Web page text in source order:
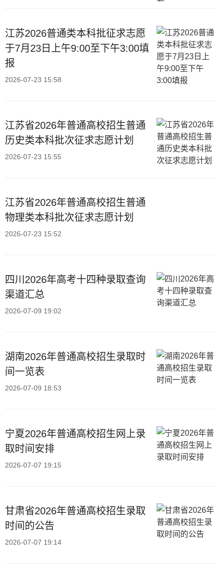
江苏2026普通类本科批征求志愿
于7月23日上午9:00至下午3:00填
报
2026-07-23 15:58
江苏省2026年普通高校招生普通
历史类本科批次征求志愿计划
2026-07-23 15:55
江苏省2026年普通高校招生普通
物理类本科批次征求志愿计划
2026-07-23 15:52
四川2026年高考十四种录取查询
渠道汇总
2026-07-09 19:02
湖南2026年普通高校招生录取时
间一览表
2026-07-09 18:53
宁夏2026年普通高校招生网上录
取时间安排
2026-07-07 19:15
甘肃省2026年普通高校招生录取
时间的公告
2026-07-07 19:14